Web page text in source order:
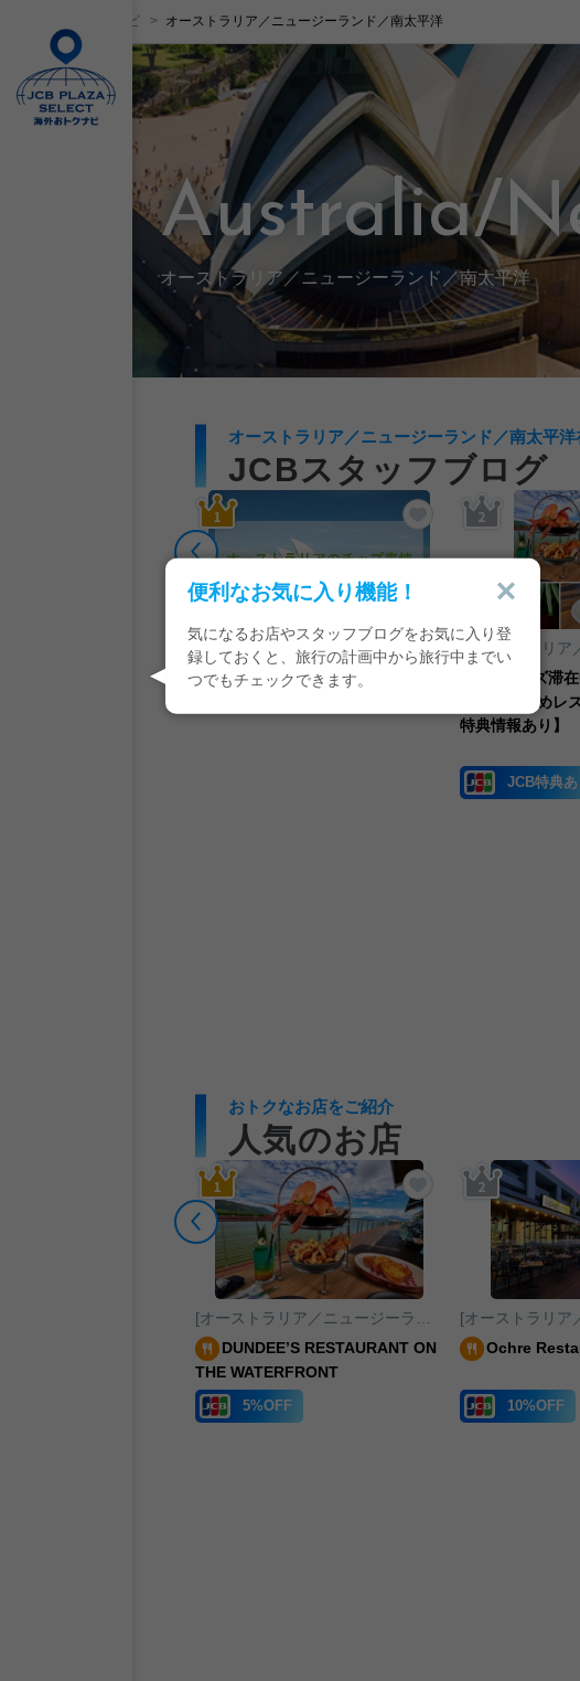
便利なお気に入り機能！
気になるお店やスタッフブログをお気に入り登
録しておくと、旅行の計画中から旅行中までい
つでもチェックできます。
JCB海外おトクナビ オーストラリア／ニュージーランド／南太平洋
Australia/
オーストラリア／ニュージーランド／南太平洋
オーストラリア／ニュージーランド／南太平
JCBスタッフブログ
トラリアの休み事情
お気に入りに追加する
オーストラリアのチップ事情
[オーストラリア／ニュージーランド／南太平洋]シドニー
お気に入りに追加す
ケアンズ滞
い！おすすめレ
特典情報あり】
JCB特典あ
おトクなお店をご紹介
人気のお店
お気に入りに追加する
DUNDEE’S RESTAURANT ON
THE WATERFRONT
5%OFF
お気に入りに追加す
Ochre
10%OFF